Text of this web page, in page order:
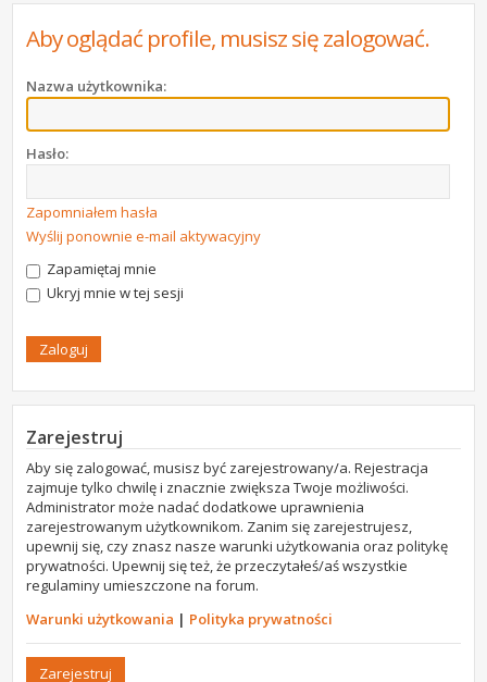
Aby oglądać profile, musisz się zalogować.
Nazwa użytkownika:
Hasło:
Zapomniałem hasła
Wyślij ponownie e-mail aktywacyjny
Zapamiętaj mnie
Ukryj mnie w tej sesji
Zarejestruj
Aby się zalogować, musisz być zarejestrowany/a. Rejestracja
zajmuje tylko chwilę i znacznie zwiększa Twoje możliwości.
Administrator może nadać dodatkowe uprawnienia
zarejestrowanym użytkownikom. Zanim się zarejestrujesz,
upewnij się, czy znasz nasze warunki użytkowania oraz politykę
prywatności. Upewnij się też, że przeczytałeś/aś wszystkie
regulaminy umieszczone na forum.
Warunki użytkowania | Polityka prywatności
Zarejestruj